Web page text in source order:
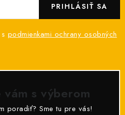
podmienkami ochrany osobných
PRIHLÁSIŤ SA
vám s výberom
poradiť? Sme tu pre vás!